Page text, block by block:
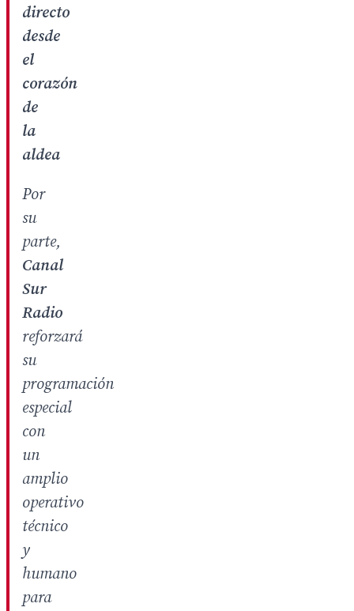
directo
desde
el
corazón
de
la
aldea
Por
su
parte,
Canal
Sur
Radio
reforzará
su
programación
especial
con
un
amplio
operativo
técnico
y
humano
para